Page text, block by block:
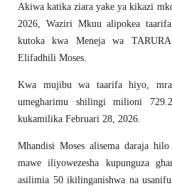
Akiwa katika ziara yake ya kikazi
2026, Waziri Mkuu alipokea
kutoka kwa Meneja wa
Elifadhili Moses.
Kwa mujibu wa taarifa hiyo,
umegharimu shilingi milioni
kukamilika Februari 28, 2026.
Mhandisi Moses alisema daraja
mawe iliyowezesha kupunguza
asilimia 50 ikilinganishwa na